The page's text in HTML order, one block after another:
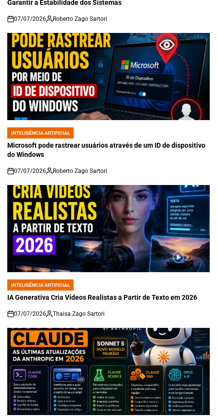
Garantir a Estabilidade dos Sistemas
on
07/07/2026 Roberto Zago Sartori
POSTED
IN
INTELIGÊNCIA ARTIFICIAL
Microsoft pode rastrear usuários através de um ID de dispositivo
do Windows
on
07/07/2026 Roberto Zago Sartori
POSTED
IN
INTELIGÊNCIA ARTIFICIAL
IA Generativa Cria Vídeos Realistas a Partir de Texto em 2026
on
07/07/2026 Thaisa Zago Sartori